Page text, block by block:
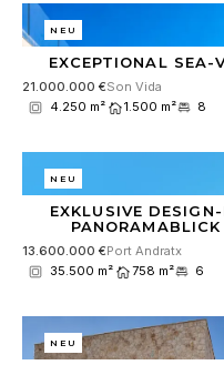
NEU
EXCEPTIONAL
21.000.000 €Son Vida
4.250 m²
1.500 m² 8
NEU
EXKLUSIVE
13.600.000 €Port Andratx
35.500 m²
758 m² 6
NEU